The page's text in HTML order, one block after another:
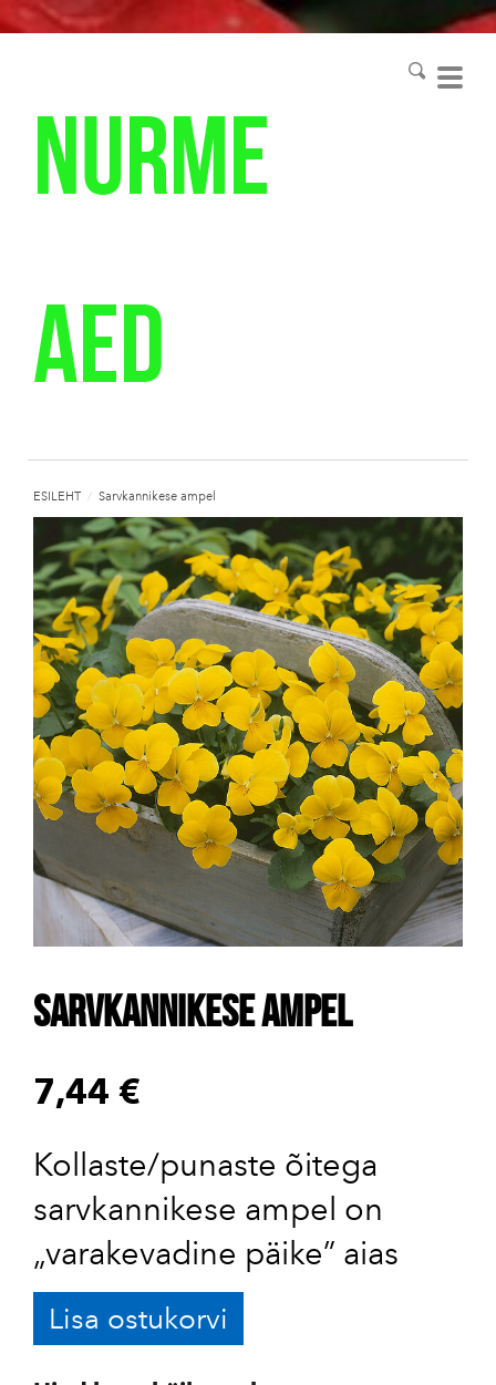
Nurme
aed
ESILEHT / Sarvkannikese ampel
Sarvkannikese ampel
7,44 €
Kollaste/punaste õitega
sarvkannikese ampel on
„varakevadine päike” aias
Lisa ostukorvi